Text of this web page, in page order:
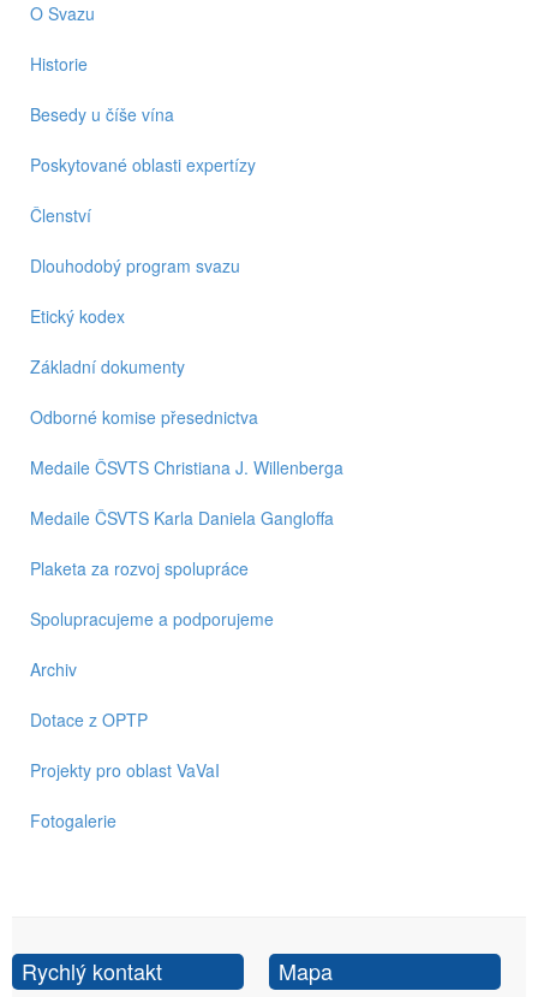
O Svazu
Historie
Besedy u číše vína
Poskytované oblasti expertízy
Členství
Dlouhodobý program svazu
Etický kodex
Základní dokumenty
Odborné komise přesednictva
Medaile ČSVTS Christiana J. Willenberga
Medaile ČSVTS Karla Daniela Gangloffa
Plaketa za rozvoj spolupráce
Spolupracujeme a podporujeme
Archiv
Dotace z OPTP
Projekty pro oblast VaVaI
Fotogalerie
Rychlý kontakt Mapa